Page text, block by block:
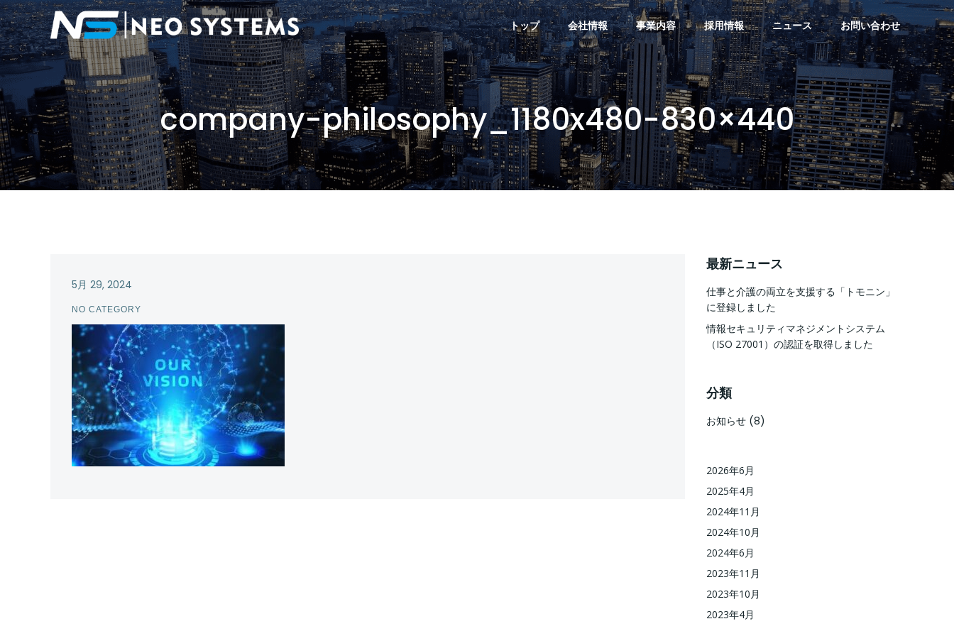
トップ 会社情報 事業内容 採用情報 ニュース お問い合わせ
company-philosophy_1180x480-830×440
5月 29, 2024
NO CATEGORY
最新ニュース
仕事と介護の両立を支援する「トモニン」
に登録しました
情報セキュリティマネジメントシステム
（ISO 27001）の認証を取得しました
分類
お知らせ (8)
2026年6月
2025年4月
2024年11月
2024年10月
2024年6月
2023年11月
2023年10月
2023年4月